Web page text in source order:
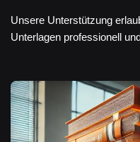
Unsere Unterstützung
Unterlagen professionell